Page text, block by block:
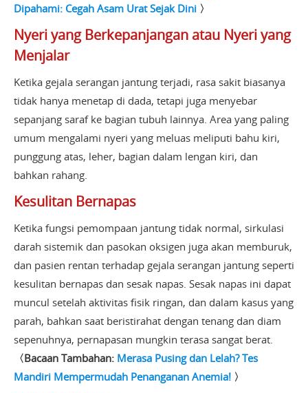
Dipahami: Cegah Asam Urat Sejak Dini 〉
Nyeri yang Berkepanjangan atau Nyeri yang
Menjalar
Ketika gejala serangan jantung terjadi, rasa sakit biasanya
tidak hanya menetap di dada, tetapi juga menyebar
sepanjang saraf ke bagian tubuh lainnya. Area yang paling
umum mengalami nyeri yang meluas meliputi bahu kiri,
punggung atas, leher, bagian dalam lengan kiri, dan
bahkan rahang.
Kesulitan Bernapas
Ketika fungsi pemompaan jantung tidak normal, sirkulasi
darah sistemik dan pasokan oksigen juga akan memburuk,
dan pasien rentan terhadap gejala serangan jantung seperti
kesulitan bernapas dan sesak napas. Sesak napas ini dapat
muncul setelah aktivitas fisik ringan, dan dalam kasus yang
parah, bahkan saat beristirahat dengan tenang dan diam
sepenuhnya, pernapasan mungkin terasa sangat berat.
〈Bacaan Tambahan: Merasa Pusing dan Lelah? Tes
Mandiri Mempermudah Penanganan Anemia! 〉